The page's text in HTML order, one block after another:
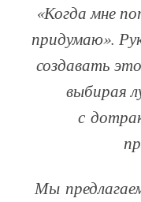
«Когда мне
придумаю».
создавать
выбирая
с
Мы